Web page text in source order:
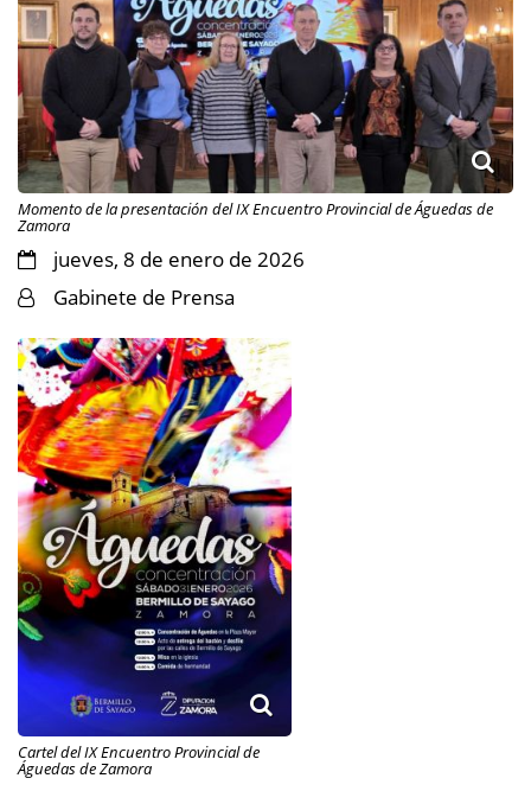
Momento de la presentación del IX Encuentro Provincial de Águedas de
Zamora
jueves, 8 de enero de 2026
Gabinete de Prensa
Cartel del IX Encuentro Provincial de
Águedas de Zamora